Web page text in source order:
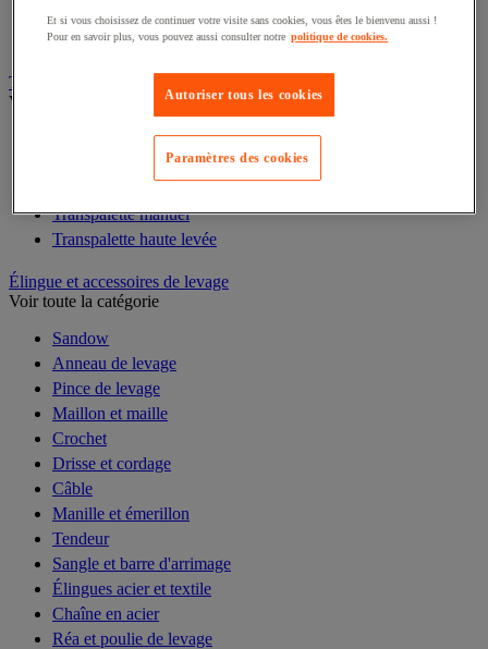
Potence
Vérin
Transpalette
Voir toute la catégorie
Transpalette électrique
Transpalette élévateur
Transpalette manuel
Transpalette haute levée
Élingue et accessoires de levage
Voir toute la catégorie
Sandow
Anneau de levage
Pince de levage
Maillon et maille
Crochet
Drisse et cordage
Câble
Manille et émerillon
Tendeur
Sangle et barre d'arrimage
Élingues acier et textile
Chaîne en acier
Réa et poulie de levage
Et si vous choisissez de continuer votre visite sans cookies, vous êtes le bienvenu aussi !
Pour en savoir plus, vous pouvez aussi consulter notre politique de cookies.
Autoriser tous les cookies
Paramètres des cookies